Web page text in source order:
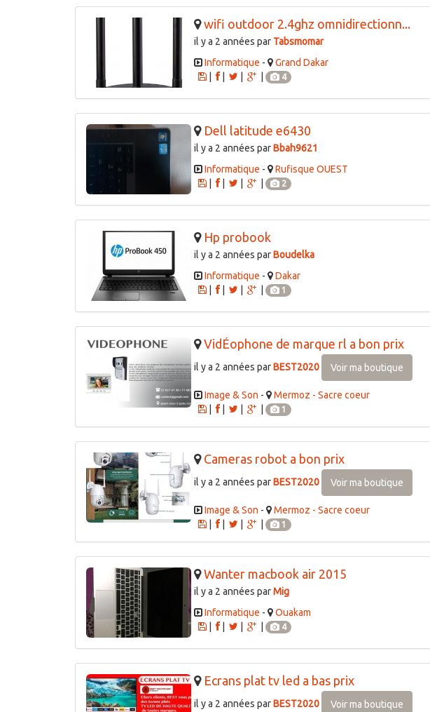
wifi outdoor 2.4ghz omnidirectionn...
il y a 2 années par Tabsmomar
Informatique -
Grand Dakar
|
4
Dell latitude e6430
il y a 2 années parBbah9621
Informatique -
Rufisque OUEST
|
2
Hp probook
il y a 2 années parBoudelka
Informatique -
Dakar
|
1
VidÉophone de marque rl a bon prix
il y a 2 années parBEST2020 Voir ma boutique
Image & Son -
Mermoz - Sacre coeur
|
1
Cameras robot a bon prix
il y a 2 années parBEST2020 Voir ma boutique
Image & Son -
Mermoz - Sacre coeur
|
1
Wanter macbook air 2015
il y a 2 années parMig
Informatique -
Ouakam
|
4
Ecrans plat tv led a bas prix
il y a 2 années parBEST2020 Voir ma boutique